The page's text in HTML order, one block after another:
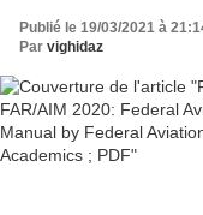
Administration,
Academics ; PDF
Publié le 19/03/2021 à
Par vighidaz